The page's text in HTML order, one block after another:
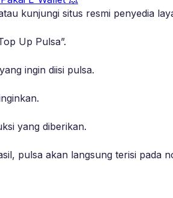
kunjungi situs resmi penyedia
Up Pulsa”.
ingin diisi pulsa.
yang diberikan.
pulsa akan langsung terisi pada